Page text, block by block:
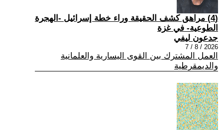
(4) مراهق كشف الحقيقة وراء خطة إسرائيل -الهجرة
الطوعية- في غزة
جدعون ليفي
2026 / 8 / 7
العمل المشترك بين القوى اليسارية والعلمانية
والديمقرطية